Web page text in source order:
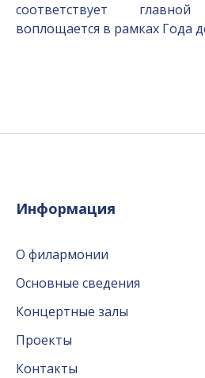
соответствует
воплощается в рамках Года
Информация
О филармонии
Основные сведения
Концертные залы
Проекты
Контакты